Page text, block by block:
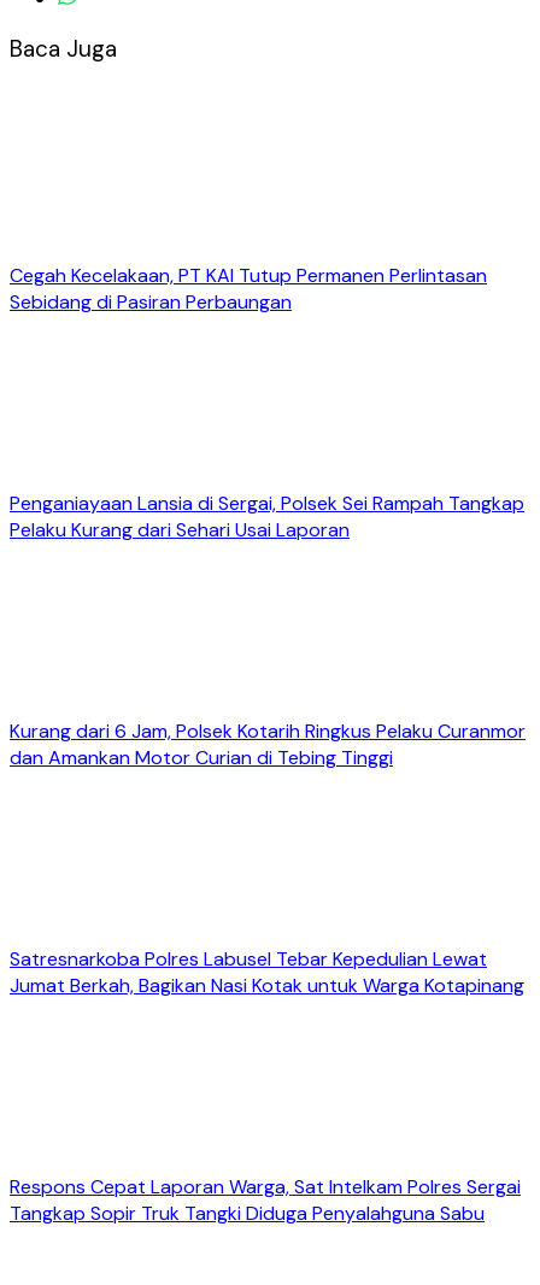
Baca Juga
Cegah Kecelakaan, PT KAI Tutup Permanen Perlintasan
Sebidang di Pasiran Perbaungan
Penganiayaan Lansia di Sergai, Polsek Sei Rampah Tangkap
Pelaku Kurang dari Sehari Usai Laporan
Kurang dari 6 Jam, Polsek Kotarih Ringkus Pelaku Curanmor
dan Amankan Motor Curian di Tebing Tinggi
Satresnarkoba Polres Labusel Tebar Kepedulian Lewat
Jumat Berkah, Bagikan Nasi Kotak untuk Warga Kotapinang
Respons Cepat Laporan Warga, Sat Intelkam Polres Sergai
Tangkap Sopir Truk Tangki Diduga Penyalahguna Sabu